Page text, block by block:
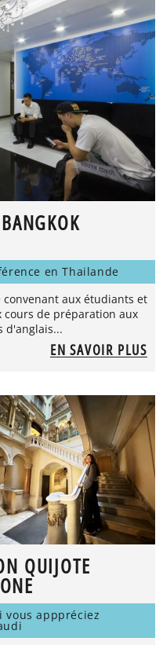
en Thailande
aux étudiants et
cours de préparation aux
d'anglais...
EN SAVOIR PLUS
QUIJOTE
vous apppréciez